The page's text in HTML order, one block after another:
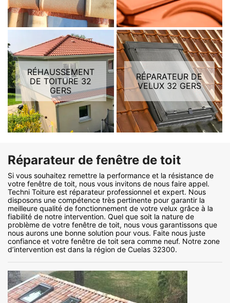
RÉHAUSSEMENT
DE TOITURE 32
GERS
RÉPARATEUR DE
VELUX 32 GERS
Réparateur de fenêtre de toit
Si vous souhaitez remettre la performance et la résistance de
votre fenêtre de toit, nous vous invitons de nous faire appel.
Techni Toiture est réparateur professionnel et expert. Nous
disposons une compétence très pertinente pour garantir la
meilleure qualité de fonctionnement de votre velux grâce à la
fiabilité de notre intervention. Quel que soit la nature de
problème de votre fenêtre de toit, nous vous garantissons que
nous aurons une bonne solution pour vous. Faite nous juste
confiance et votre fenêtre de toit sera comme neuf. Notre zone
d’intervention est dans la région de Cuelas 32300.